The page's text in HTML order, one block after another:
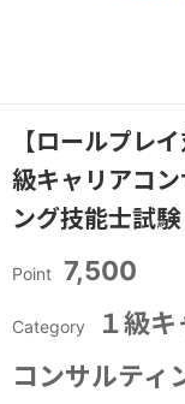
【ロールプレ
級キャリアコン
ング技能士試験
Point 7,500
Category
１級
コンサルティ